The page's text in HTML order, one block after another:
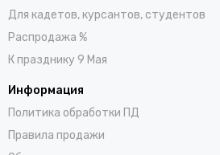
Для кадетов, курсантов, студентов
Распродажа %
К празднику 9 Мая
Информация
Политика обработки ПД
Правила продажи